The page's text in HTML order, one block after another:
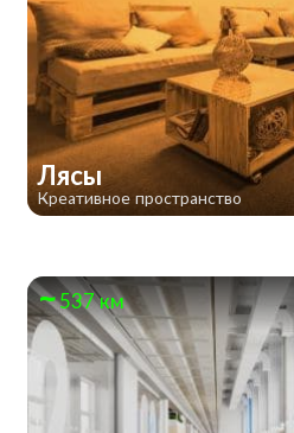
Лясы
Креативное пространство
537 км